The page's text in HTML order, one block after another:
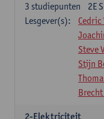
2E
3 studiepunten
Lesgever(s):
Cedric
Steve
Stijn
Brecht
2-Elektriciteit